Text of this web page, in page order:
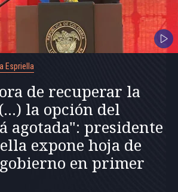
Espriella
de recuperar la
la opción del
agotada": presidente
expone hoja de
en primer